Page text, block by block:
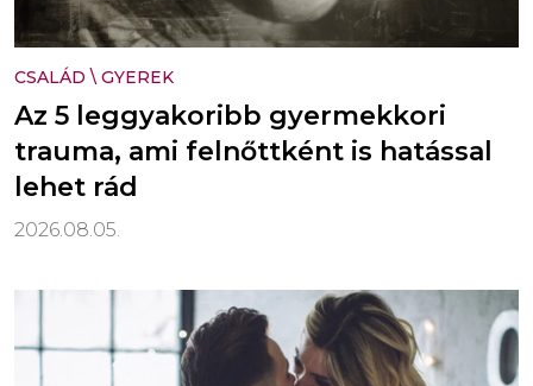
CSALÁD \ GYEREK
Az 5 leggyakoribb gyermekkori
trauma, ami felnőttként is hatással
lehet rád
2026.08.05.